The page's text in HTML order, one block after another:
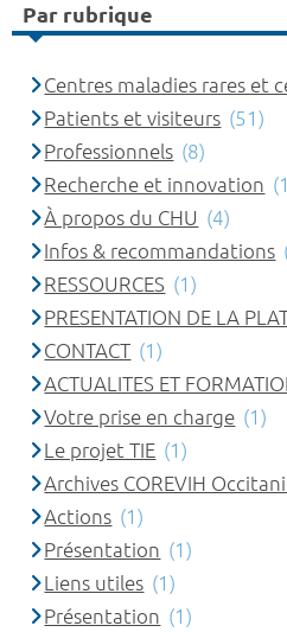
Par rubrique
Centres maladies rares et
Patients et visiteurs (51)
Professionnels (8)
Recherche et innovation
À propos du CHU (4)
Infos & recommandations
RESSOURCES (1)
PRESENTATION DE LA
CONTACT (1)
ACTUALITES ET
Votre prise en charge (1)
Le projet TIE (1)
Archives COREVIH
Actions (1)
Présentation (1)
Liens utiles (1)
Présentation (1)